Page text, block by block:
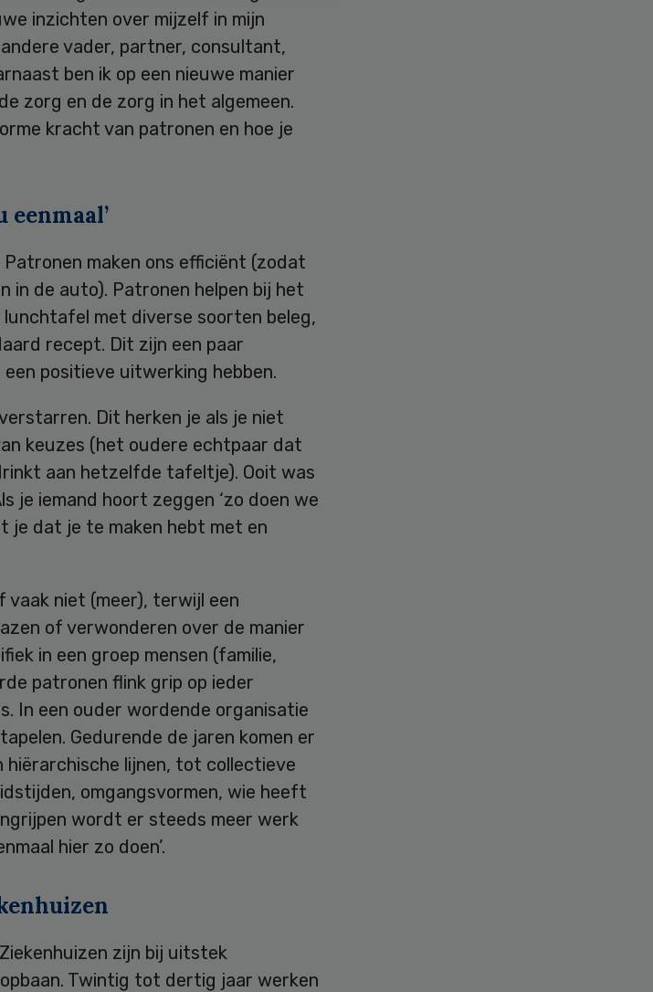
inzichten over mijzelf in mijn
vader, partner, consultant,
ben ik op een nieuwe manier
zorg en de zorg in het algemeen.
kracht van patronen en hoe je
eenmaal’
maken ons efficiënt (zodat
in de auto). Patronen helpen bij het
lunchtafel met diverse soorten beleg,
recept. Dit zijn een paar
positieve uitwerking hebben.
Dit herken je als je niet
keuzes (het oudere echtpaar dat
aan hetzelfde tafeltje). Ooit was
je iemand hoort zeggen ‘zo doen we
je dat je te maken hebt met en
niet (meer), terwijl een
of verwonderen over de manier
in een groep mensen (familie,
patronen flink grip op ieder
In een ouder wordende organisatie
Gedurende de jaren komen er
hiërarchische lijnen, tot collectieve
omgangsvormen, wie heeft
wordt er steeds meer werk
hier zo doen’.
zijn bij uitstek
Twintig tot dertig jaar werken